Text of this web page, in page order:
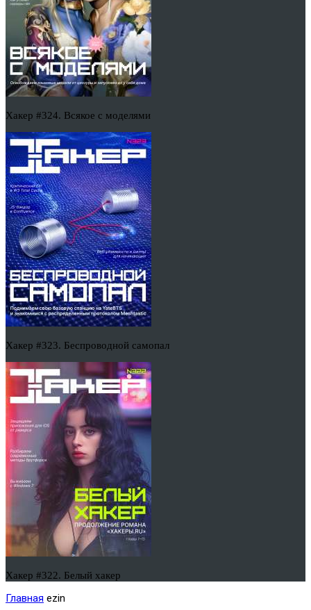
Хакер #324. Всякое с моделями
Хакер #323. Беспроводной самопал
Хакер #322. Белый хакер
Главная ezin